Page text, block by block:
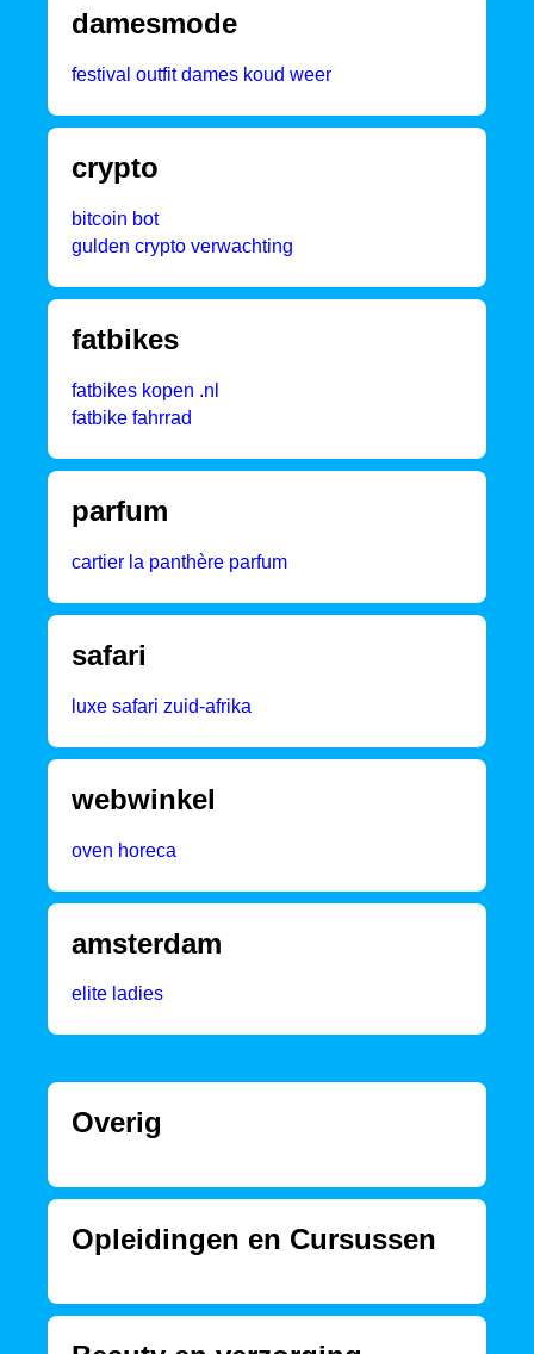
damesmode
festival outfit dames koud weer
crypto
bitcoin bot
gulden crypto verwachting
fatbikes
fatbikes kopen .nl
fatbike fahrrad
parfum
cartier la panthère parfum
safari
luxe safari zuid-afrika
webwinkel
oven horeca
amsterdam
elite ladies
Overig
Opleidingen en Cursussen